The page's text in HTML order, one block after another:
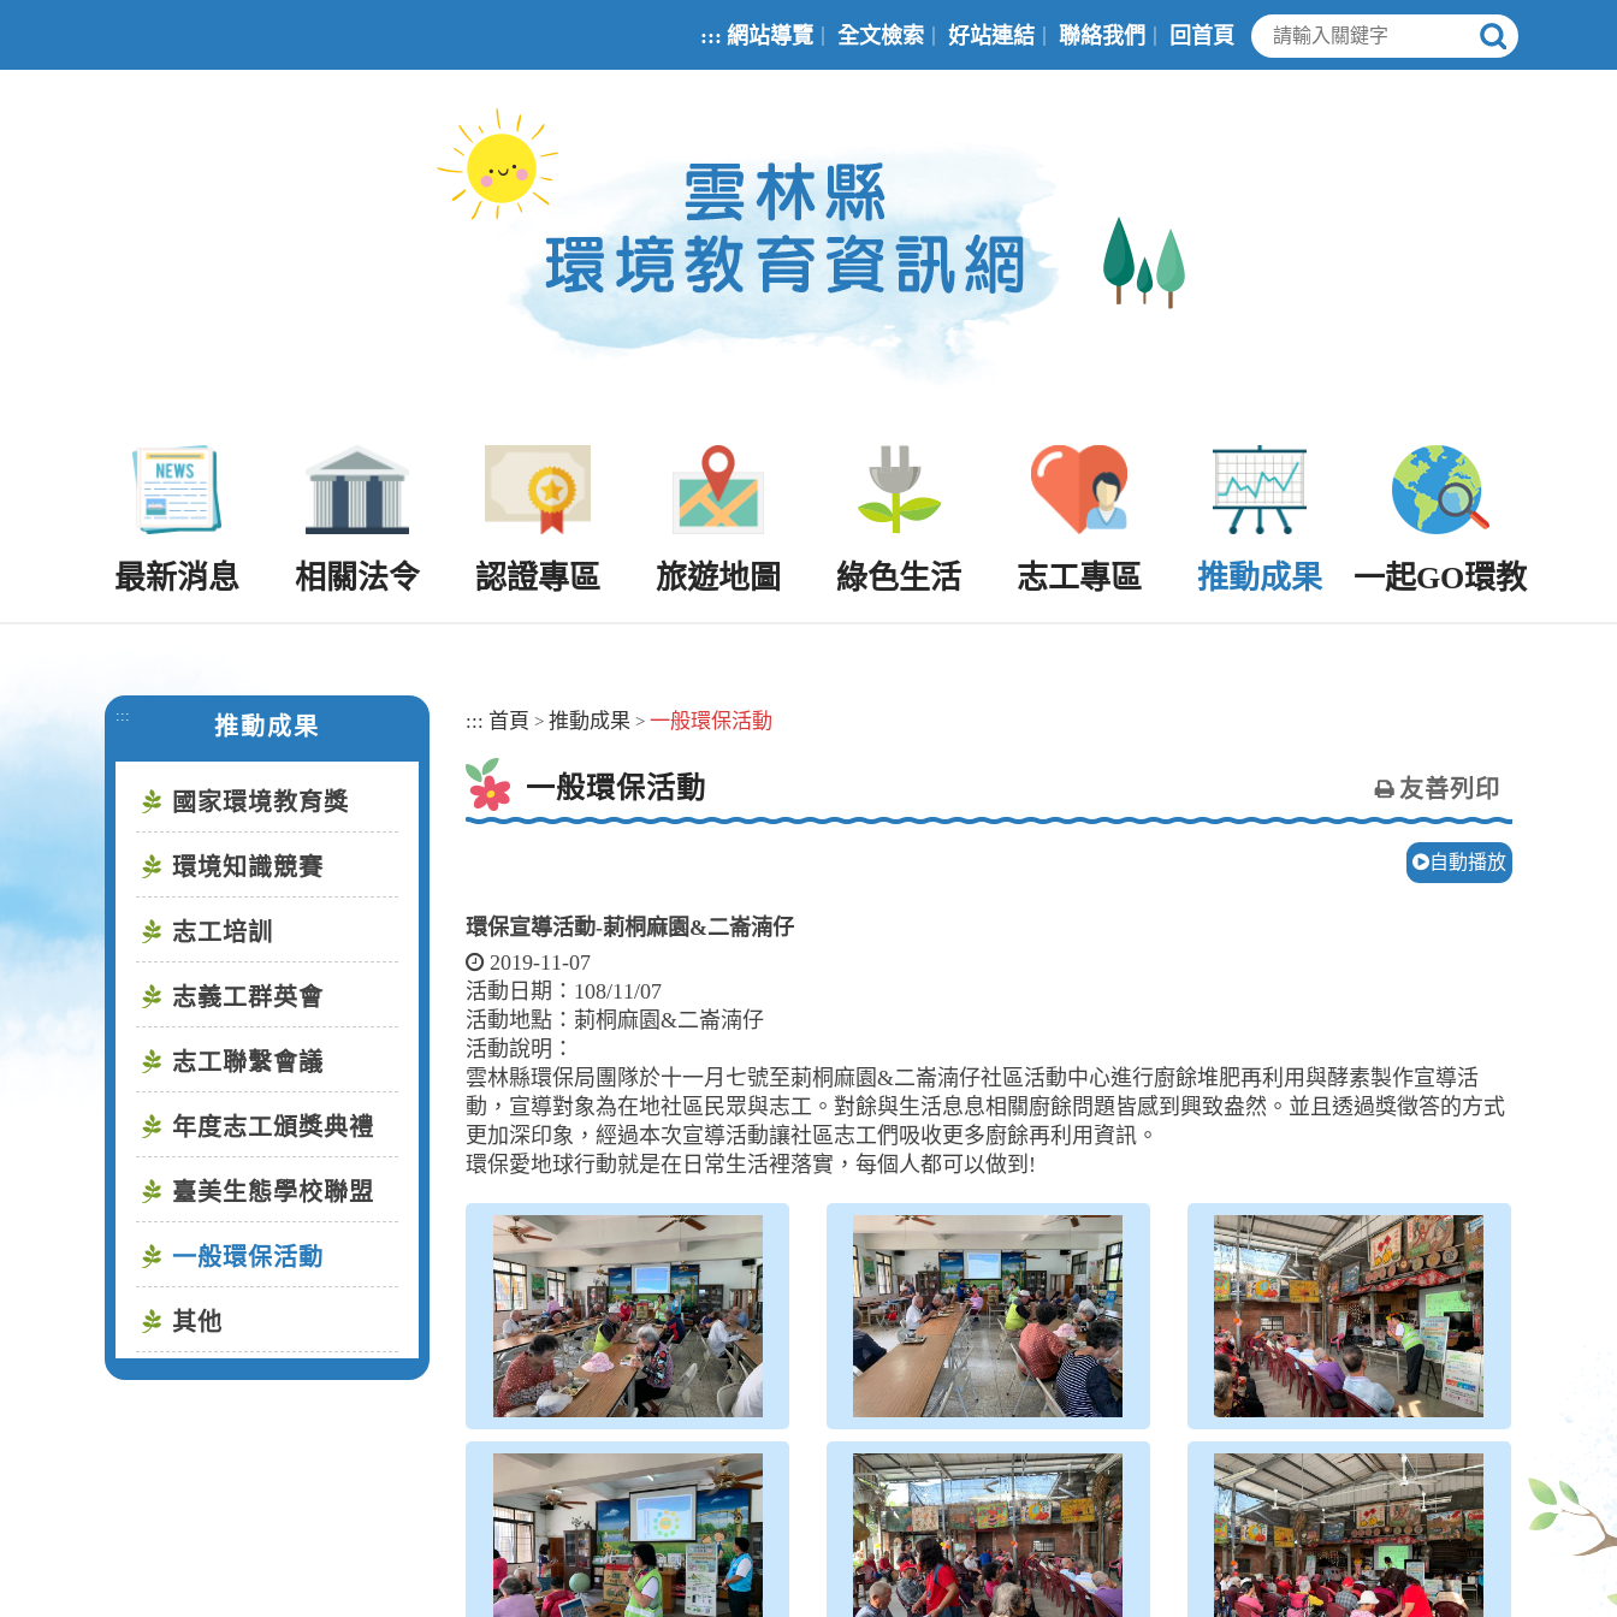
::: 網站導覽 全文檢索 好站連結 聯絡我們 回首頁
最新消息 相關法令 認證專區 旅遊地圖 綠色生活 志工專區 推動成果 一起GO環教
::: 推動成果
國家環境教育獎
環境知識競賽
志工培訓
志義工群英會
志工聯繫會議
年度志工頒獎典禮
臺美生態學校聯盟
一般環保活動
其他
::: 首頁 > 推動成果 > 一般環保活動
一般環保活動 友善列印
自動播放
環保宣導活動-莿桐麻園&二崙湳仔
2019-11-07
活動日期：108/11/07
活動地點：莿桐麻園&二崙湳仔
活動說明：
雲林縣環保局團隊於十一月七號至莿桐麻園&二崙湳仔社區活動中心進行廚餘堆肥再利用與酵素製作宣導活
動，宣導對象為在地社區民眾與志工。對餘與生活息息相關廚餘問題皆感到興致盎然。並且透過獎徵答的方式
更加深印象，經過本次宣導活動讓社區志工們吸收更多廚餘再利用資訊。
環保愛地球行動就是在日常生活裡落實，每個人都可以做到!